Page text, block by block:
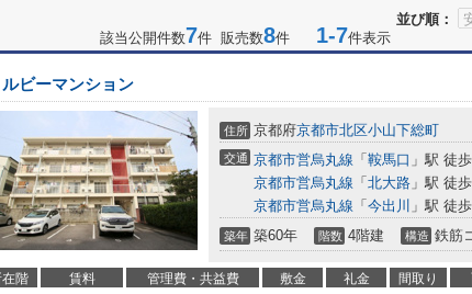
並び順：
該当公開件数7件 販売数8件 1-7件表示
ルビーマンション
住所 京都府京都市北区小山下総町
交通 京都市営烏丸線 「 鞍馬口 」駅 徒
京都市営烏丸線 「 北大路 」駅 徒
京都市営烏丸線 「 今出川 」駅 徒
築年 築60年 階数 4階建 構造 鉄筋
在階 賃料 管理費・共益費 敷金 礼金 間取り